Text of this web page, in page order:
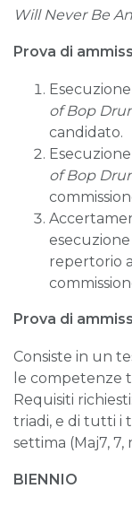
Will Never Be
Prova di
of Bop
candidato.
of Bop
repertorio
Prova di
Consiste in un
le competenze
Requisiti
triadi, e di tutti i
settima (Maj7, 7,
BIENNIO